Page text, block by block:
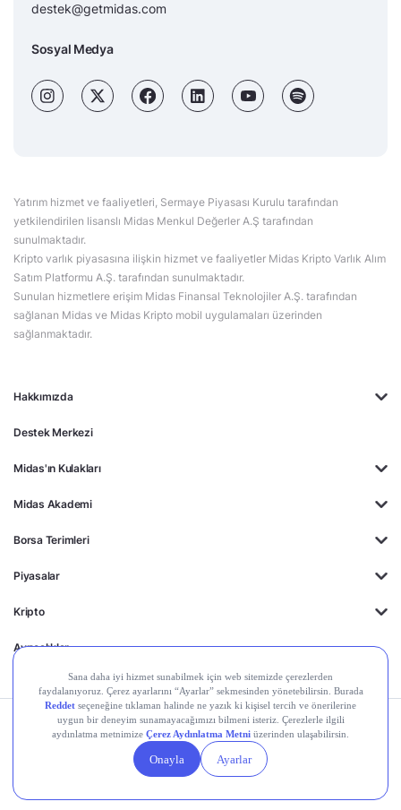
Hakkımızda
Destek Merkezi
Midas'ın Kulakları
Midas Akademi
Borsa Terimleri
Piyasalar
Kripto
Ayrıcalıklar
destek@getmidas.com
Sosyal Medya
Yatırım hizmet ve faaliyetleri, Sermaye Piyasası Kurulu tarafından
yetkilendirilen lisanslı Midas Menkul Değerler A.Ş tarafından
sunulmaktadır.
Kripto varlık piyasasına ilişkin hizmet ve faaliyetler Midas Kripto Varlık Alım
Satım Platformu A.Ş. tarafından sunulmaktadır.
Sunulan hizmetlere erişim Midas Finansal Teknolojiler A.Ş. tarafından
sağlanan Midas ve Midas Kripto mobil uygulamaları üzerinden
sağlanmaktadır.
Kişisel Verilerin
Gizlilik
Politikası
Yasal
Duyurular
Çerez